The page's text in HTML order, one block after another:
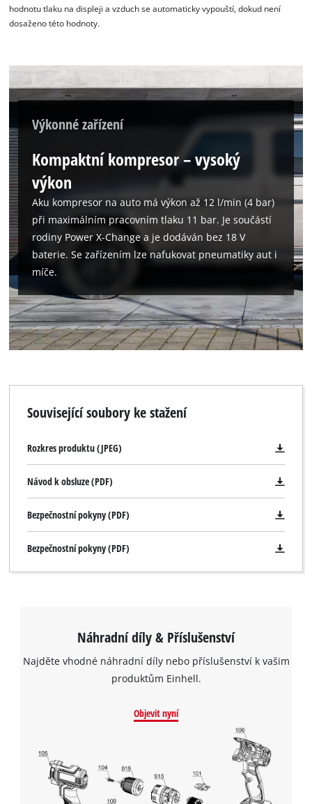
hodnotu tlaku na displeji a vzduch se automaticky vypouští, dokud není
dosaženo této hodnoty.
Výkonné zařízení
Kompaktní kompresor – vysoký
výkon
Aku kompresor na auto má výkon až 12 l/min (4 bar)
při maximálním pracovním tlaku 11 bar. Je součástí
rodiny Power X-Change a je dodáván bez 18 V
baterie. Se zařízením lze nafukovat pneumatiky aut i
míče.
Související soubory ke stažení
Rozkres produktu (JPEG)
Návod k obsluze (PDF)
Bezpečnostní pokyny (PDF)
Bezpečnostní pokyny (PDF)
Náhradní díly & Příslušenství
Najděte vhodné náhradní díly nebo příslušenství k vašim
produktům Einhell.
Objevit nyní